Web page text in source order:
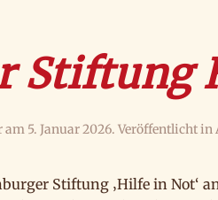
Stiftung
am 5. Januar 2026. Veröffentlicht in
Stiftung ‚Hilfe in Not‘